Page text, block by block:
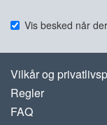
Vis besked når
Vilkår og
Regler
FAQ